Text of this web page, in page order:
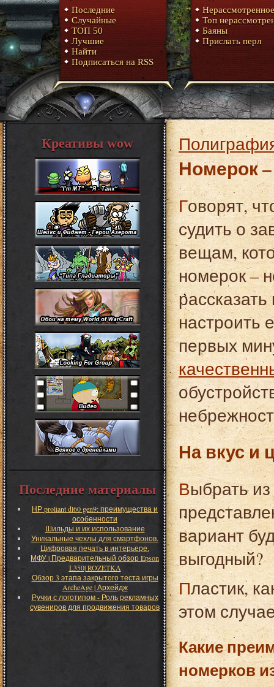
Последние
Случайные
ТОП 50
Лучшие
Найти
Подписаться на RSS
Нерассмотренное
Топ
Баяны
Прислать перл
Номерок
Говорят, что театр начинается с вешалки. То есть
судить о
вещам,
номерок –
настроить
первых
На вкус и
Выбрать из всего многообразия этих изделий,
вариант
выгодный?
Пластик, как материал – оптимальное решение в
этом
Какие
номерков
Креативы wow
Последние материалы
НР proliant dl60 gen9: преимущества и
особенности
Шильды и их использование
Уникальные чехлы для смартфонов.
Цифровая печать в интерьере.
МФУ | Предварительный обзор Epson
L350| ROZETKA
Обзор 3 этапа закрытого теста игры
ArcheAge | Архейдж
Ручки с логотипом - Роль рекламных
сувениров для продвижения товаров